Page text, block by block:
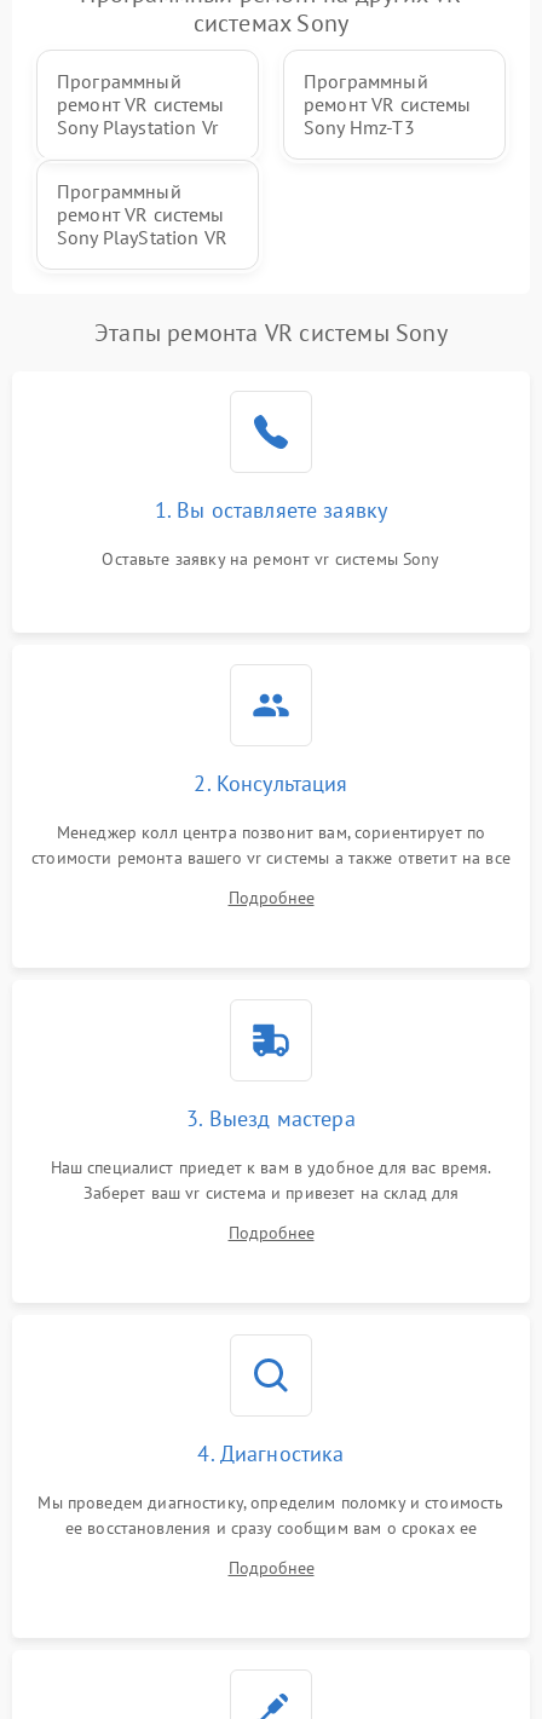
системах Sony
Программный
ремонт VR системы
Sony Playstation Vr
Программный
ремонт VR системы
Sony Hmz-T3
Программный
ремонт VR системы
Sony PlayStation VR
Этапы ремонта VR системы Sony
1. Вы оставляете заявку
Оставьте заявку на ремонт vr системы Sony
2. Консультация
Менеджер колл центра позвонит вам, сориентирует по
стоимости ремонта вашего vr системы а также ответит на все
Подробнее
3. Выезд мастера
Наш специалист приедет к вам в удобное для вас время.
Заберет ваш vr система и привезет на склад для
Подробнее
4. Диагностика
Мы проведем диагностику, определим поломку и стоимость
ее восстановления и сразу сообщим вам о сроках ее
Подробнее